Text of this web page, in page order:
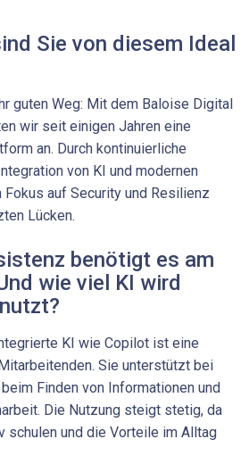
Sie von diesem Ideal
guten Weg: Mit dem Baloise Digital
wir seit einigen Jahren eine
an. Durch kontinuierliche
von KI und modernen
auf Security und Resilienz
Lücken.
benötigt es am
wie viel KI wird
KI wie Copilot ist eine
Sie unterstützt bei
Finden von Informationen und
Die Nutzung steigt stetig, da
schulen und die Vorteile im Alltag